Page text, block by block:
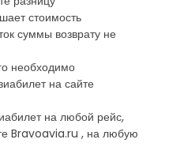
стоимость
суммы возврату не
необходимо
на сайте
на любой рейс,
Bravoavia.ru , на любую